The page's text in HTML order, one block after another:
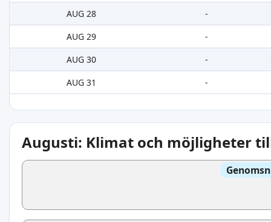
AUG 28
-
AUG 29
-
AUG 30
-
AUG 31
-
Augusti: Klimat och möjligheter